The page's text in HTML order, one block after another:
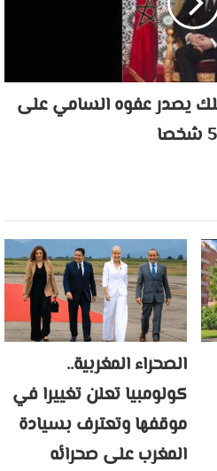
يصدر عفوه السامي على
الصحراء المغربية..
كولومبيا تعلن تغييرا في
موقفها وتعترف بسيادة
المغرب على صحرائه